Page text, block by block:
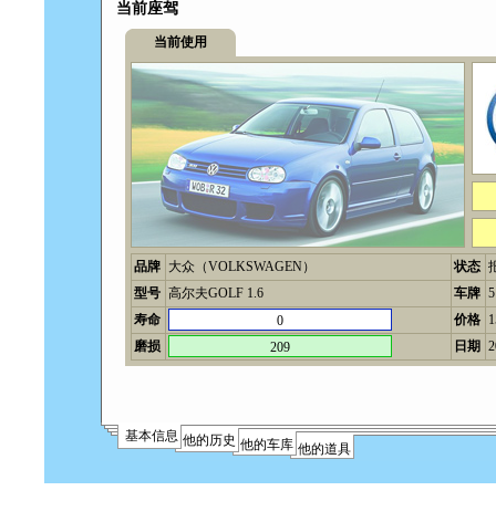
当前座驾
当前使用
品牌 大众（VOLKSWAGEN） 状态
型号 高尔夫GOLF 1.6 车牌
寿命
0 价格
磨损
209 日期
基本信息 他的历史 他的车库 他的道具